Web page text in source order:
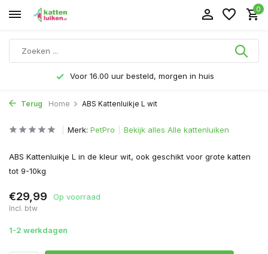
0
Voor 16.00 uur besteld, morgen in huis
Terug Home ABS Kattenluikje L wit
Merk: PetPro Bekijk alles Alle kattenluiken
ABS Kattenluikje L in de kleur wit, ook geschikt voor grote katten
tot 9-10kg
€29,99 Op voorraad
Incl. btw
1-2 werkdagen